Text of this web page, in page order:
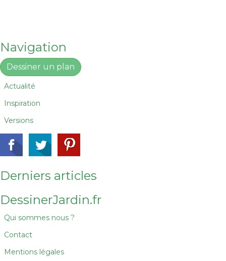
Navigation
Dessiner un plan
Actualité
Inspiration
Versions
Derniers articles
DessinerJardin.fr
Qui sommes nous ?
Contact
Mentions légales